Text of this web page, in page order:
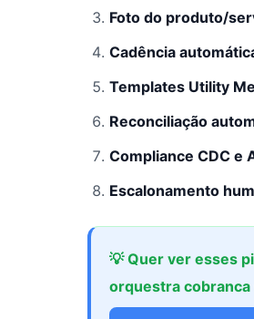
Foto do produto/
Cadência
Templates Utility
Reconciliação
Compliance CDC e
Escalonamento
💡 Quer ver esses
orquestra